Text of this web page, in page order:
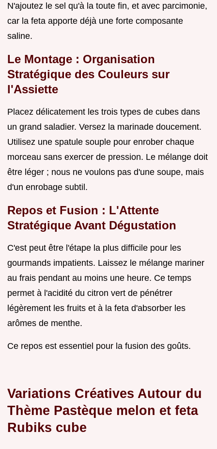
N'ajoutez le sel qu'à la toute fin, et avec parcimonie,
car la feta apporte déjà une forte composante
saline.
Le Montage : Organisation
Stratégique des Couleurs sur
l'Assiette
Placez délicatement les trois types de cubes dans
un grand saladier. Versez la marinade doucement.
Utilisez une spatule souple pour enrober chaque
morceau sans exercer de pression. Le mélange doit
être léger ; nous ne voulons pas d'une soupe, mais
d'un enrobage subtil.
Repos et Fusion : L'Attente
Stratégique Avant Dégustation
C'est peut être l'étape la plus difficile pour les
gourmands impatients. Laissez le mélange mariner
au frais pendant au moins une heure. Ce temps
permet à l'acidité du citron vert de pénétrer
légèrement les fruits et à la feta d'absorber les
arômes de menthe.
Ce repos est essentiel pour la fusion des goûts.
Variations Créatives Autour du
Thème Pastèque melon et feta
Rubiks cube